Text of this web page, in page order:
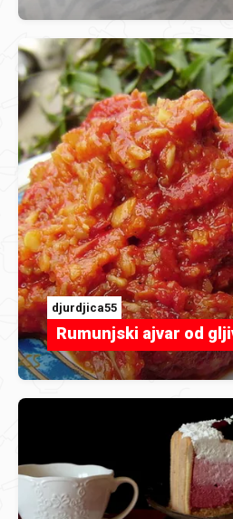
djurdjica55
Rumunjski ajvar od